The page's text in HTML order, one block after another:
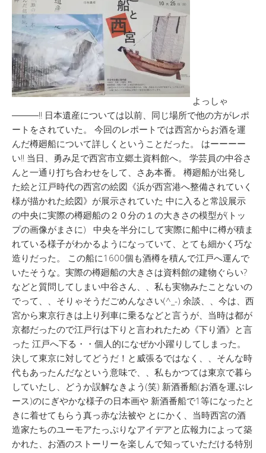
よっしゃ
―――‼ 日本遺産については以前、同じ場所で他の方がレポ
ートをされていた。 今回のレポートでは西宮からお酒を運
んだ樽廻船について詳しくということだった。 はーーーー
い!! 当日、勇み足で西宮市立郷土資料館へ。 学芸員の中谷さ
んと一通り打ち合わせをして、さあ本番。 樽廻船が出発し
た絵と江戸時代の西宮の絵図《浜が西宮港へ整備されていく
様が描かれた絵図》が展示されていた 中に入ると常設展示
の中央に実際の樽廻船の２０分の１の大きさの模型が(トッ
プの画像がまさに) 中央を半分にして実際に船中に樽が積ま
れている様子がわかるようになっていて、とても細かく巧な
造りだった。 この船に1600個も酒樽を積んで江戸へ運んで
いたそうな。実際の樽廻船の大きさは資料館の建物ぐらい?
などと質問してしまい中谷さん、、私も実物みたことないの
でって、、そりゃそうだごめんなさい(^_-) 余談、、今は、西
宮から東京行きは上り列車に乗るなどと言うが、当時は都が
京都だったので江戸行は下りと言われたため《下り酒》と言
った 江戸へ下る・・個人的になぜか小躍りしてしまった。
決して東京に対してどうだ！と威張るではなく、、そんな時
代もあったんだなという意味で、、私もかつては東京で暮ら
していたし、どうか誤解なきよう(笑) 新酒番船(お酒を運ぶレ
ース)のにぎやかな様子の日本画や 新酒番船で1等になったと
きに着せてもらう真っ赤な法被や とにかく、当時西宮の酒
造家たちのユーモアたっぷりなアイデアと広報力によって築
かれた、お酒のストーリーを楽しんで知っていただける特別